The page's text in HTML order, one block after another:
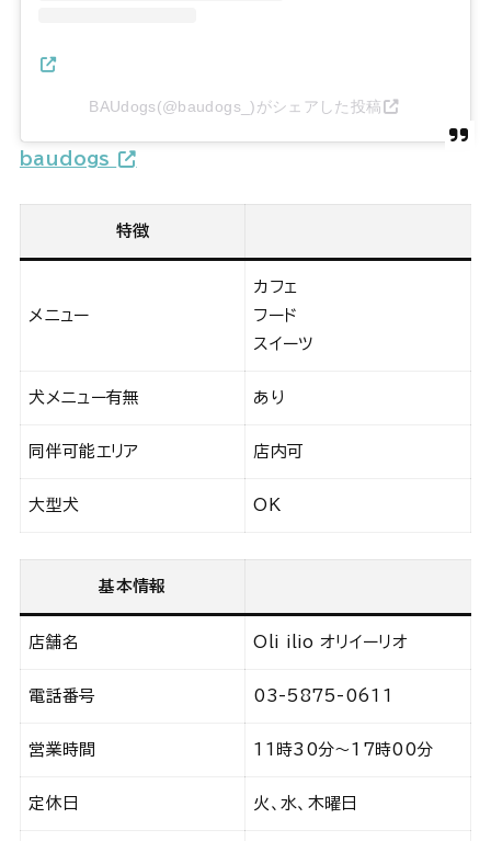
BAUdogs(@baudogs_)がシェアした投稿
baudogs_
特徴
メニュー
カフェ
フード
スイーツ
犬メニュー有無 あり
同伴可能エリア 店内可
大型犬 OK
基本情報
店舗名 Oli ilio オリイーリオ
電話番号 03-5875-0611
営業時間 11時30分～17時00分
定休日 火、水、木曜日